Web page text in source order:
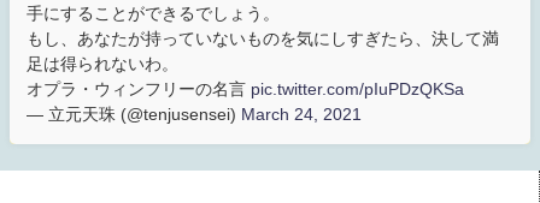
手にすることができるでしょう。
もし、あなたが持っていないものを気にしすぎたら、決して満
足は得られないわ。
オプラ・ウィンフリーの名言 pic.twitter.com/pIuPDzQKSa
— 立元天珠 (@tenjusensei) March 24, 2021